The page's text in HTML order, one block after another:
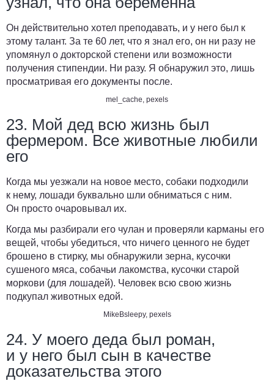
Он действительно хотел преподавать, и у него был к
этому талант. За те 60 лет, что я знал его, он ни разу не
упомянул о докторской степени или возможности
получения стипендии. Ни разу. Я обнаружил это, лишь
просматривая его документы после.
mel_cache, pexels
23. Мой дед всю жизнь был
фермером. Все животные любили
его
Когда мы уезжали на новое место, собаки подходили
к нему, лошади буквально шли обниматься с ним.
Он просто очаровывал их.
Когда мы разбирали его чулан и проверяли карманы его
вещей, чтобы убедиться, что ничего ценного не будет
брошено в стирку, мы обнаружили зерна, кусочки
сушеного мяса, собачьи лакомства, кусочки старой
моркови (для лошадей). Человек всю свою жизнь
подкупал животных едой.
MikeBsleepy, pexels
24. У моего деда был роман,
и у него был сын в качестве
доказательства этого